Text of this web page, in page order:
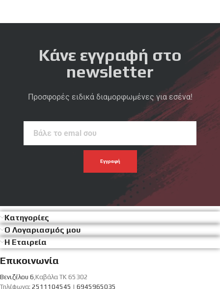
Κάνε εγγραφή στο
newsletter
Προσφορές ειδικά διαμορφωμένες για εσένα!
Κατηγορίες
Ο Λογαριασμός μου
Η Εταιρεία
Επικοινωνία
Βενιζέλου 6 ,Καβάλα ΤΚ 65302
Τηλέφωνα: 2511104545 | 6945965035